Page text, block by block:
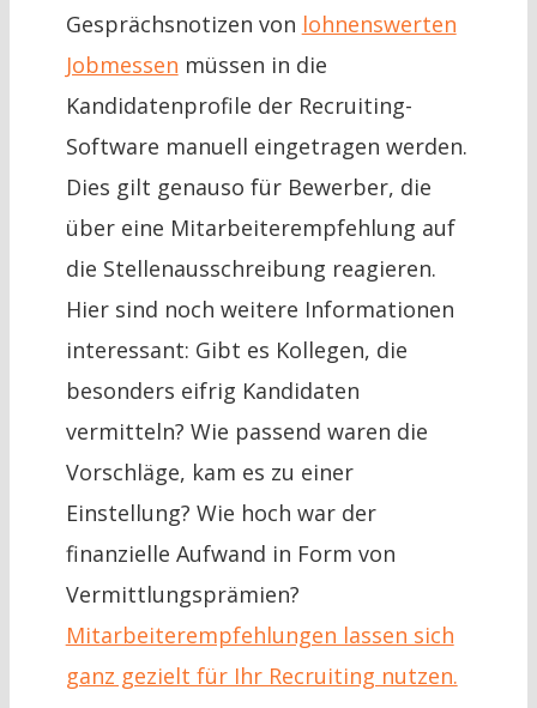
Gesprächsnotizen von lohnenswerten
Jobmessen müssen in die
Kandidatenprofile der Recruiting-
Software manuell eingetragen werden.
Dies gilt genauso für Bewerber, die
über eine Mitarbeiterempfehlung auf
die Stellenausschreibung reagieren.
Hier sind noch weitere Informationen
interessant: Gibt es Kollegen, die
besonders eifrig Kandidaten
vermitteln? Wie passend waren die
Vorschläge, kam es zu einer
Einstellung? Wie hoch war der
finanzielle Aufwand in Form von
Vermittlungsprämien?
Mitarbeiterempfehlungen lassen sich
ganz gezielt für Ihr Recruiting nutzen.